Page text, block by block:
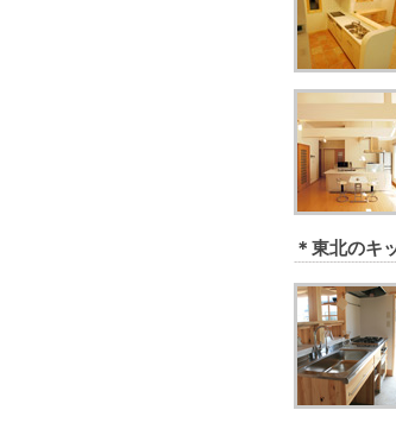
＊東北のキ